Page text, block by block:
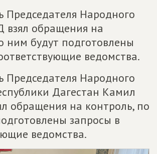
Председателя Народного
взял обращения на
ним будут подготовлены
ведомства.
Председателя Народного
Дагестан Камил
обращения на контроль, по
запросы в
ведомства.